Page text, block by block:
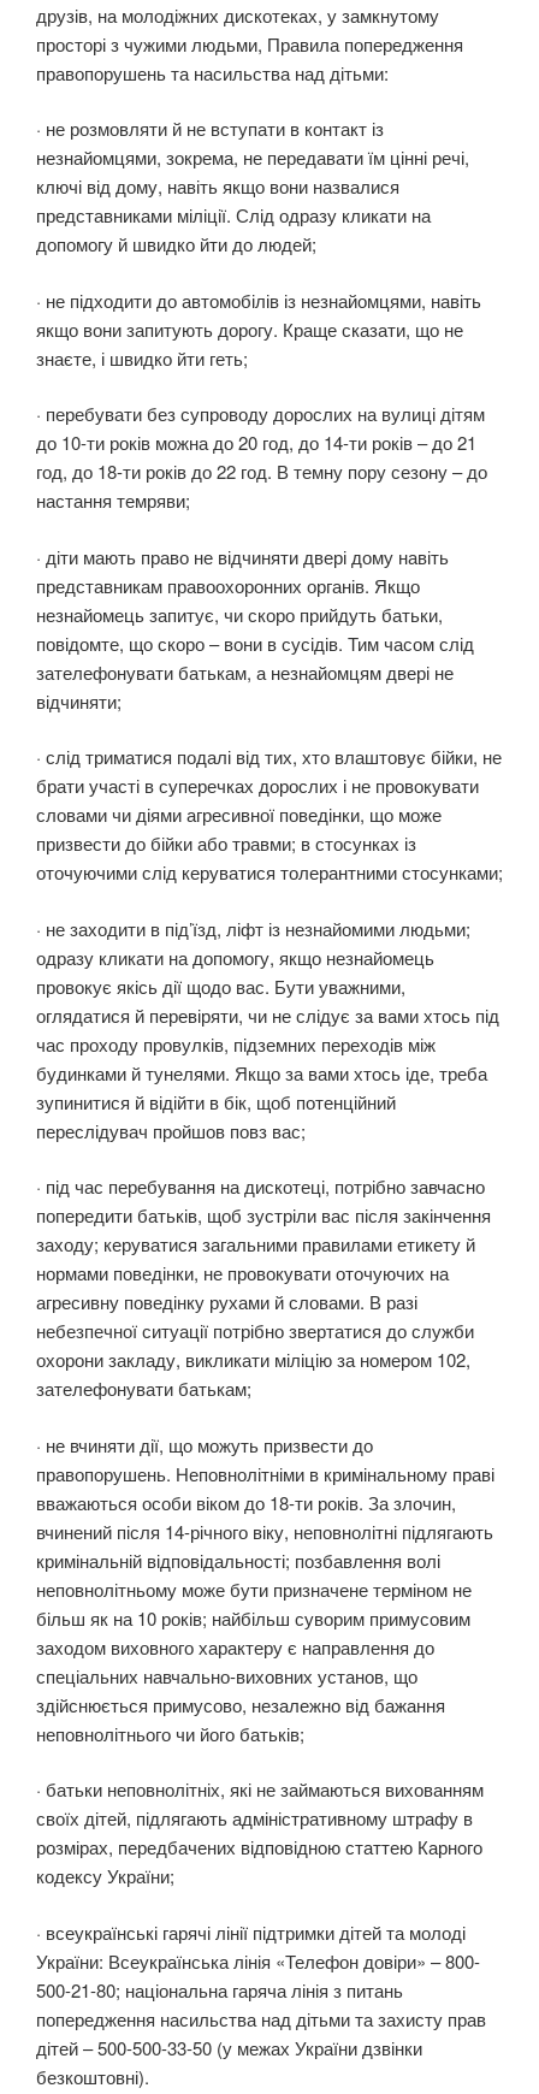
друзів, на молодіжних дискотеках, у замкнутому
просторі з чужими людьми, Правила попередження
правопорушень та насильства над дітьми:
· не розмовляти й не вступати в контакт із
незнайомцями, зокрема, не передавати їм цінні речі,
ключі від дому, навіть якщо вони назвалися
представниками міліції. Слід одразу кликати на
допомогу й швидко йти до людей;
· не підходити до автомобілів із незнайомцями, навіть
якщо вони запитують дорогу. Краще сказати, що не
знаєте, і швидко йти геть;
· перебувати без супроводу дорослих на вулиці дітям
до 10-ти років можна до 20 год, до 14-ти років – до 21
год, до 18-ти років до 22 год. В темну пору сезону – до
настання темряви;
· діти мають право не відчиняти двері дому навіть
представникам правоохоронних органів. Якщо
незнайомець запитує, чи скоро прийдуть батьки,
повідомте, що скоро – вони в сусідів. Тим часом слід
зателефонувати батькам, а незнайомцям двері не
відчиняти;
· слід триматися подалі від тих, хто влаштовує бійки, не
брати участі в суперечках дорослих і не провокувати
словами чи діями агресивної поведінки, що може
призвести до бійки або травми; в стосунках із
оточуючими слід керуватися толерантними стосунками;
· не заходити в під’їзд, ліфт із незнайомими людьми;
одразу кликати на допомогу, якщо незнайомець
провокує якісь дії щодо вас. Бути уважними,
оглядатися й перевіряти, чи не слідує за вами хтось під
час проходу провулків, підземних переходів між
будинками й тунелями. Якщо за вами хтось іде, треба
зупинитися й відійти в бік, щоб потенційний
переслідувач пройшов повз вас;
· під час перебування на дискотеці, потрібно завчасно
попередити батьків, щоб зустріли вас після закінчення
заходу; керуватися загальними правилами етикету й
нормами поведінки, не провокувати оточуючих на
агресивну поведінку рухами й словами. В разі
небезпечної ситуації потрібно звертатися до служби
охорони закладу, викликати міліцію за номером 102,
зателефонувати батькам;
· не вчиняти дії, що можуть призвести до
правопорушень. Неповнолітніми в кримінальному праві
вважаються особи віком до 18-ти років. За злочин,
вчинений після 14-річного віку, неповнолітні підлягають
кримінальній відповідальності; позбавлення волі
неповнолітньому може бути призначене терміном не
більш як на 10 років; найбільш суворим примусовим
заходом виховного характеру є направлення до
спеціальних навчально-виховних установ, що
здійснюється примусово, незалежно від бажання
неповнолітнього чи його батьків;
· батьки неповнолітніх, які не займаються вихованням
своїх дітей, підлягають адміністративному штрафу в
розмірах, передбачених відповідною статтею Карного
кодексу України;
· всеукраїнські гарячі лінії підтримки дітей та молоді
України: Всеукраїнська лінія «Телефон довіри» – 800-
500-21-80; національна гаряча лінія з питань
попередження насильства над дітьми та захисту прав
дітей – 500-500-33-50 (у межах України дзвінки
безкоштовні).